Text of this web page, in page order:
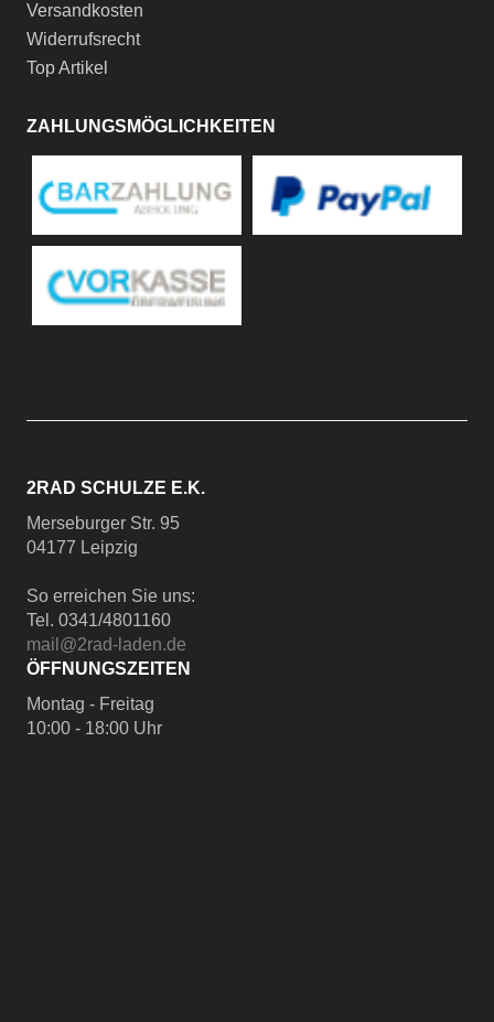
Versandkosten
Widerrufsrecht
Top Artikel
ZAHLUNGSMÖGLICHKEITEN
2RAD SCHULZE E.K.
Merseburger Str. 95
04177 Leipzig
So erreichen Sie uns:
Tel. 0341/4801160
mail@2rad-laden.de
ÖFFNUNGSZEITEN
Montag - Freitag
10:00 - 18:00 Uhr